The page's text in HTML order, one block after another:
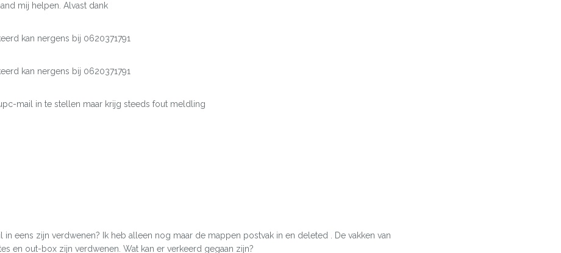
mij helpen. Alvast dank
kan nergens bij 0620371791
kan nergens bij 0620371791
mail in te stellen maar krijg steeds fout meldling
eens zijn verdwenen? Ik heb alleen nog maar de mappen postvak in en deleted . De vakken van
en out-box zijn verdwenen. Wat kan er verkeerd gegaan zijn?